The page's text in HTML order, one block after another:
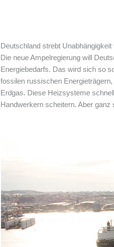
Deutschland strebt
Die neue Ampelregierung will
Energiebedarfs. Das wird sich so
fossilen russischen
Erdgas. Diese Heizsysteme
Handwerkern scheitern. Aber